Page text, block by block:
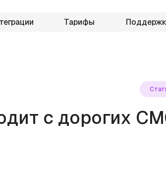
Тарифы
с дорогих